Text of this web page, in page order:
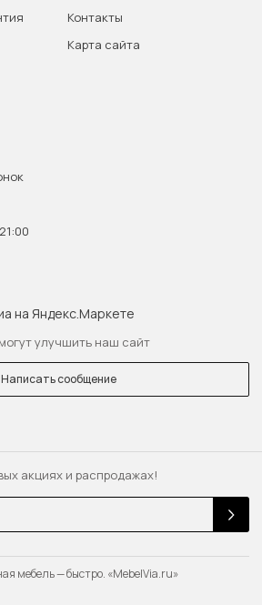
акциях и распродажах!
Контакты
Карта сайта
улучшить наш сайт
Написать сообщение
мебель — быстро. «MebelVia.ru»